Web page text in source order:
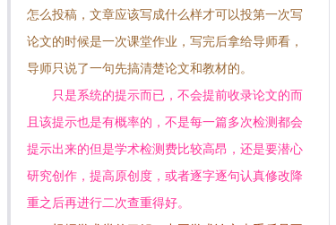
怎么投稿，文章应该写成什么样才可以投第一次写
论文的时候是一次课堂作业，写完后拿给导师看，
导师只说了一句先搞清楚论文和教材的。
只是系统的提示而已，不会提前收录论文的而
且该提示也是有概率的，不是每一篇多次检测都会
提示出来的但是学术检测费比较高昂，还是要潜心
研究创作，提高原创度，或者逐字逐句认真修改降
重之后再进行二次查重得好。